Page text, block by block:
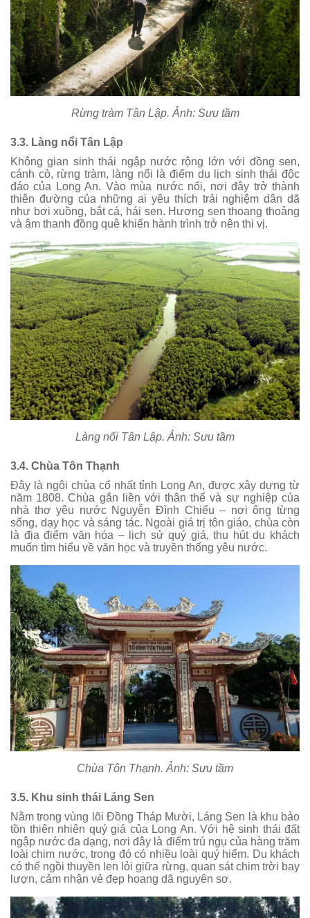
Rừng tràm Tân Lập. Ảnh: Sưu tầm
3.3. Làng nổi Tân Lập
Không gian sinh thái ngập nước rộng lớn với đồng sen,
cánh cò, rừng tràm, làng nổi là điểm du lịch sinh thái độc
đáo của Long An. Vào mùa nước nổi, nơi đây trở thành
thiên đường của những ai yêu thích trải nghiệm dân dã
như bơi xuồng, bắt cá, hái sen. Hương sen thoang thoảng
và âm thanh đồng quê khiến hành trình trở nên thi vị.
Làng nổi Tân Lập. Ảnh: Sưu tầm
3.4. Chùa Tôn Thạnh
Đây là ngôi chùa cổ nhất tỉnh Long An, được xây dựng từ
năm 1808. Chùa gắn liền với thân thế và sự nghiệp của
nhà thơ yêu nước Nguyễn Đình Chiểu – nơi ông từng
sống, dạy học và sáng tác. Ngoài giá trị tôn giáo, chùa còn
là địa điểm văn hóa – lịch sử quý giá, thu hút du khách
muốn tìm hiểu về văn học và truyền thống yêu nước.
Chùa Tôn Thạnh. Ảnh: Sưu tầm
3.5. Khu sinh thái Láng Sen
Nằm trong vùng lõi Đồng Tháp Mười, Láng Sen là khu bảo
tồn thiên nhiên quý giá của Long An. Với hệ sinh thái đất
ngập nước đa dạng, nơi đây là điểm trú ngụ của hàng trăm
loài chim nước, trong đó có nhiều loài quý hiếm. Du khách
có thể ngồi thuyền len lỏi giữa rừng, quan sát chim trời bay
lượn, cảm nhận vẻ đẹp hoang dã nguyên sơ.